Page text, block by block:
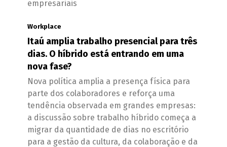
empresariais
Workplace
Itaú amplia trabalho presencial para três
dias. O híbrido está entrando em uma
nova fase?
Nova política amplia a presença física para
parte dos colaboradores e reforça uma
tendência observada em grandes empresas:
a discussão sobre trabalho híbrido começa a
migrar da quantidade de dias no escritório
para a gestão da cultura, da colaboração e da